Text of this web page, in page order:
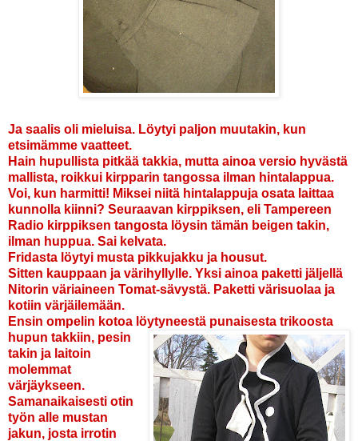
Ja saalis oli mieluisa. Löytyi paljon muutakin, kun
etsimämme vaatteet.
Hain hupullista pitkää takkia, mutta ainoa versio hyvästä
mallista, roikkui kirpparin tangossa ilman hintalappua.
Voi, kun harmitti! Miksei niitä hintalappuja osata laittaa
kunnolla kiinni? Seuraavan kirppiksen, eli Tampereen
Radio kirppiksen tangosta löysin tämän beigen takin,
ilman huppua. Sai kelvata.
Fridasta löytyi musta pikkujakku ja housut.
Sitten kauppaan ja värihyllylle. Yksi ainoa paketti jäljellä
Nitorin väriaineen Tomat-sävystä. Paketti värisuolaa ja
kotiin värjäilemään.
Ensin ompelin kotoa löytyneestä punaisesta trikoosta
hupun takkiin, pesin
takin ja laitoin
molemmat
värjäykseen.
Samanaikaisesti otin
työn alle mustan
jakun, josta irrotin